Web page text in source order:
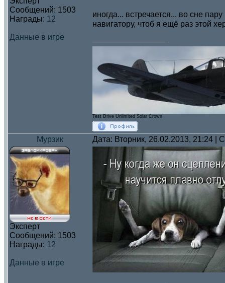
Сообщений: 1503
Награды: 12
Данные в игре
иногда... встречается... во сне
навигатору, чтоб я ещё раз этой
Test Drive Unlimited Solar Crown
Мурзик Дата: Вторник, 26.02.2013, 21:24 |
Эксперт
Сообщений: 1503
Награды: 12
Данные в игре